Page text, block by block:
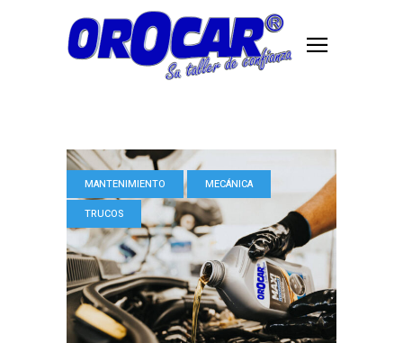
MANTENIMIENTO
MECÁNICA
TRUCOS